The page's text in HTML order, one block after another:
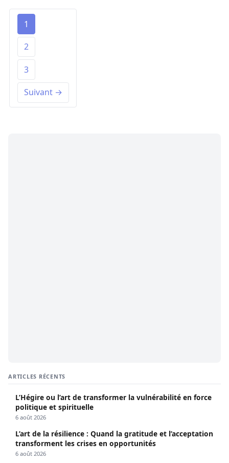
1
2
3
Suivant →
ARTICLES RÉCENTS
L’Hégire ou l’art de transformer la vulnérabilité en force
politique et spirituelle
6 août 2026
L’art de la résilience : Quand la gratitude et l’acceptation
transforment les crises en opportunités
6 août 2026